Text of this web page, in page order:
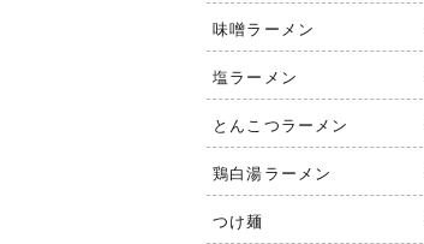
味噌ラーメン
塩ラーメン
とんこつラーメン
鶏白湯ラーメン
つけ麺